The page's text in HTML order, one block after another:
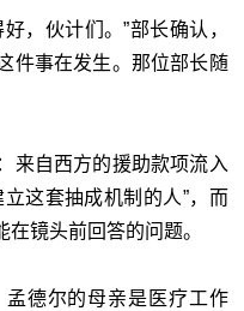
，伙计们。”部长确认，
件事在发生。那位部长随
来自西方的援助款项流入
这套抽成机制的人”，而
镜头前回答的问题。
德尔的母亲是医疗工作